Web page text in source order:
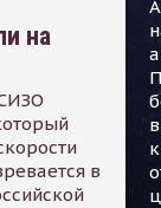
на
в